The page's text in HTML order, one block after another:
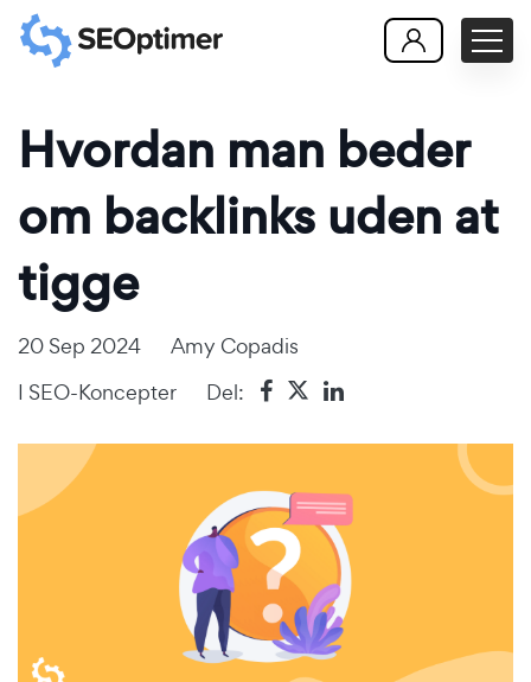
Hvordan man beder
om backlinks uden at
tigge
20 Sep 2024
Amy Copadis
I SEO-Koncepter Del: